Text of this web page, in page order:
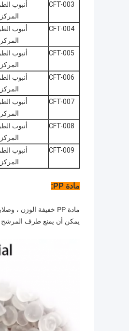
CFT-003
أنبوب
CFT-004
أنبوب
CFT-005
أنبوب
CFT-006
أنبوب
CFT-007
أنبوب
CFT-008
أنبوب
CFT-009
أنبوب
مادة PP :
مادة PP خفيفة الوزن ، وصلابة جيدة ومقاومة كيميائية جيدة.
يمكن أن يمنع طرف المرشح